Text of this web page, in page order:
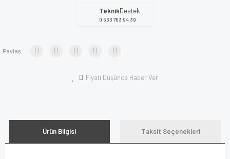
TeknikDestek
0 533 783 94 39
Paylaş:
Fiyatı Düşünce Haber Ver
Ürün Bilgisi Taksit Seçenekleri